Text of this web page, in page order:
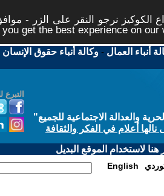
نرجو النقر على الزر -
get the best experience on our
أنباء العمال -وكالة أنباء حقوق الإنسان
والعدالة الاجتماعية للجميع"
أعلام في الفكر والثقافة
لاستخدام الموقع البديل
English